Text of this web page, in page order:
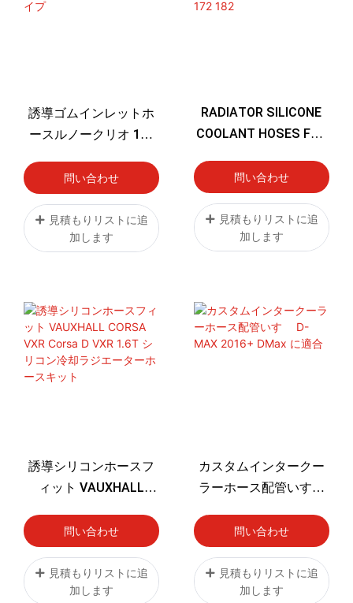
誘導ゴムインレットホ
ースルノークリオ 172
ンテークパイプ
問い合わせ
見積もりリストに追
加します
RADIATOR SILICONE
COOLANT HOSES FOR
CLIO 172 182
問い合わせ
見積もりリストに追
加します
誘導シリコンホースフ
ィット VAUXHALL
VXR 1.6T シリコン冷却
ラジエーターホースキ
ット
問い合わせ
見積もりリストに追
加します
カスタムインタークー
ラーホース配管いすゞ
適合
問い合わせ
見積もりリストに追
加します